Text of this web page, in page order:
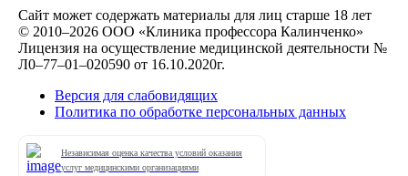
Сайт может содержать материалы для лиц старше 18 лет
© 2010–2026 ООО «Клиника профессора Калинченко»
Лицензия на осуществление медицинской деятельности №
Л0–77–01–020590 от 16.10.2020г.
Версия для слабовидящих
Политика по обработке персональных данных
Независимая оценка качества условий оказания
услуг медицинскими организациями